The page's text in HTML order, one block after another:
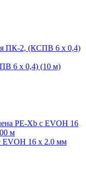
6 х 0,4) (10 м)
EVOH 16 x 2.0 мм